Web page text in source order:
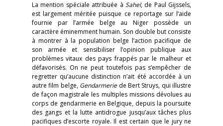
La mention spéciale attribuée à Sahel, de Paul Gijssels,
est largement méritée puisque ce reportage sur l’aide
fournie par l’armée belge au Niger possède un
caractère éminemment humain. Son double but consiste
à montrer à la population belge l’action pacifique de
son armée et sensibiliser l’opinion publique aux
problèmes vitaux des pays frappés par le malheur et
défavorisés. On ne peut toutefois pas s’empêcher de
regretter qu’aucune distinction n’ait été accordée à un
autre film belge, Gendarmerie de Bert Struys, qui illustre
de façon magistrale les multiples missions dévolues au
corps de gendarmerie en Belgique, depuis la poursuite
des gangs et la lutte antidrogue jusqu’aux tâches plus
pacifiques d’escorte royale. Il est certain que le jury ne